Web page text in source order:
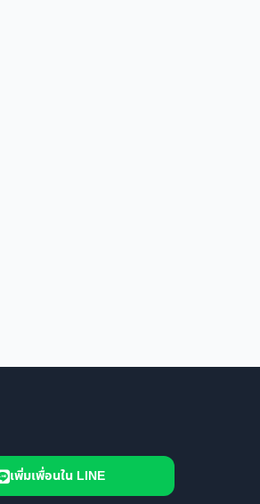
เพิ่มเพื่อนใน LINE